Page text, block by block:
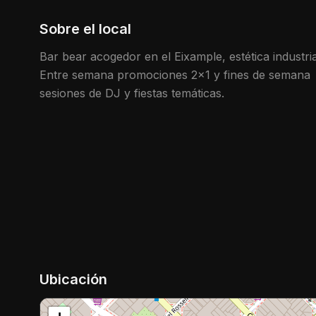
Sobre el local
Bar bear acogedor en el Eixample, estética
Entre semana promociones 2x1 y fines de semana
sesiones de DJ y fiestas temáticas.
Ubicación